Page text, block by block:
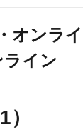
オンラ
イン